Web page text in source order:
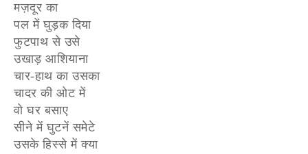
मज़दूर का
पल में घुड़क दिया
फुटपाथ से उसे
उखाड़ आशियाना
चार-हाथ का उसका
चादर की ओट में
वो घर बसाए
सीने में घुटनें समेटे
उसके हिस्से में क्या